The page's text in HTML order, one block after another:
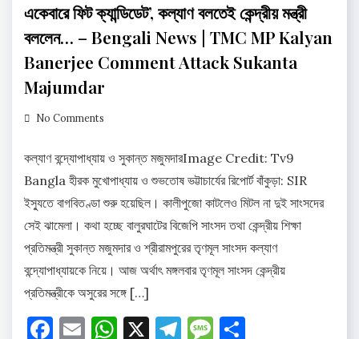
একেবারে ফিট ক্যান্ডিডেট’, কল্যাণ বলতেই কেন্দ্রীয় মন্ত্রী
বললেন… – Bengali News | TMC MP Kalyan
Banerjee Comment Attack Sukanta
Majumdar
No Comments
কল্যাণ বন্দ্যোপাধ্যায় ও সুকান্ত মজুমদারImage Credit: Tv9
Bangla হীরক মুখোপাধ্যায় ও শুভতোষ ভট্টাচার্যের রিপোর্ট বাঁকুড়া: SIR
ইস্যুতে বাগবিতণ্ডা শুরু হয়েছিল। কালীপুজো কাটলেও মিটল না দুই সাংসদের
সেই ঝামেলা। কথা হচ্ছে বালুরঘাটের বিজেপি সাংসদ তথা কেন্দ্রীয় শিক্ষা
প্রতিমন্ত্রী সুকান্ত মজুমদার ও শ্রীরামপুরের তৃণমূল সাংসদ কল্যাণ
বন্দ্যোপাধ্যায়কে নিয়ে। আজ অর্থাৎ মঙ্গলবার তৃণমূল সাংসদ কেন্দ্রীয়
প্রতিমন্ত্রীকে অসুরের সঙ্গে […]
Facebook
EmailWhatsApp
X Telegram
Message